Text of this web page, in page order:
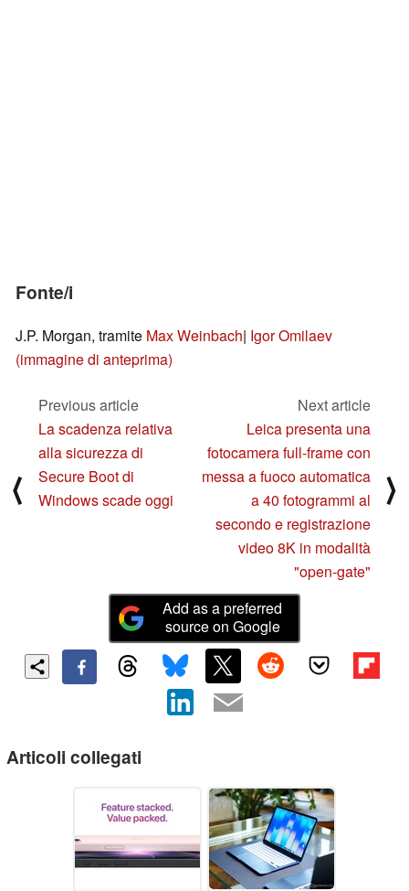
Fonte/i
J.P. Morgan, tramite Max Weinbach| Igor Omilaev
(immagine di anteprima)
⟨
Previous article
La scadenza relativa
alla sicurezza di
Secure Boot di
Windows scade oggi
Next article
Leica presenta una
fotocamera full-frame con
messa a fuoco automatica
a 40 fotogrammi al
secondo e registrazione
video 8K in modalità
"open-gate"
⟩
Add as a preferred
source on Google
Articoli collegati